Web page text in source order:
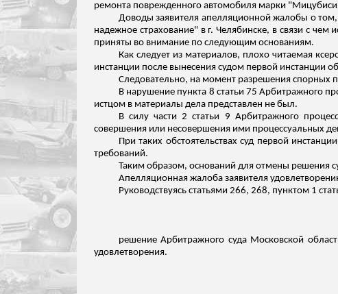
ремонта поврежденного автомобиля марки
Доводы заявителя апелляционной жалобы о том,
надежное страхование" в г. Челябинске, в связи с
приняты во внимание по следующим основаниям.
Как следует из материалов, плохо читаемая
инстанции после вынесения судом первой инстанции
Следовательно, на момент разрешения спорных
В нарушение пункта 8 статьи 75 Арбитражного
истцом в материалы дела представлен не был.
В силу части 2 статьи 9 Арбитражного
совершения или несовершения ими процессуальных
При таких обстоятельствах суд первой
требований.
Таким образом, оснований для отмены решения
Апелляционная жалоба заявителя
Руководствуясь статьями 266, 268, пунктом 1
решение Арбитражного суда Московской
удовлетворения.